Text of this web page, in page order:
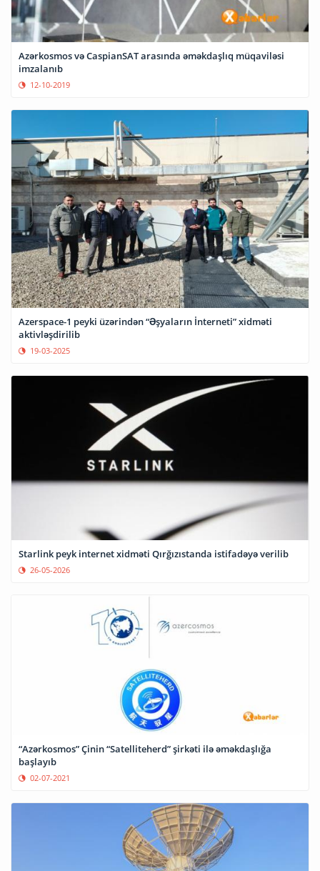
Azərkosmos və CaspianSAT arasında əməkdaşlıq müqaviləsi
imzalanıb
12-10-2019
Azerspace-1 peyki üzərindən “Əşyaların İnterneti” xidməti
aktivləşdirilib
19-03-2025
Starlink peyk internet xidməti Qırğızıstanda istifadəyə verilib
26-05-2026
“Azərkosmos” Çinin “Satelliteherd” şirkəti ilə əməkdaşlığa
başlayıb
02-07-2021